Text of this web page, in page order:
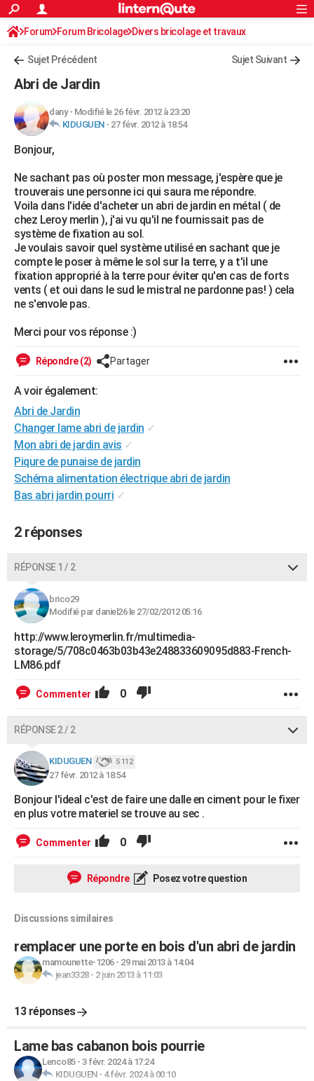
ACTUALITÉS
Politique
Société
Faits Divers
Education
Monde
Villes
+
Retraite
Impôts
Epargne
Immobilier
Risques naturels par ville
Banque
Assurance
Crédit
AUTO
Essais
Réserver un essai
Citadines
Berlines
SUV
Forum auto
+HIGH-TECH
Mobiles
Meilleur smartphone
Internet
Ordinateurs
Jeux vidéo
Guide high-tech
+BRICOLAGE
Forum
Aménagement intérieur
Extérieur
Cuisine
Salle de bains
Jardinage
Rangement
WEEK-END
Guides de France
Escapades
Patrimoine
Expositions
Musées
Week-end nature
LIFESTYLE
Art de vivre
Bien-être
Loisirs
ModeModes de vie
SANTE
Alimentation
Guide de la santé
Maladies
Médicaments
Sommeil
VOYAGE
Destinations
City break
Voyage nature
Voyage de noces
Forum
Climat
+PHOTO
GUIDES D'ACHAT
BONS PLANS
CARTE DE VOEUX
Carte de Noël
Carte Bonne année
Carte Saint-Valentin
Carte Pâques
Carte d'anniversaire
DICTIONNAIRE
Dictionnaire
Biographies
Citations
Expressions
Proverbes
PROGRAMME TV
COPAINS D'AVANT
S'inscrire
Se connecter
Lycées
Collèges
Primaires
Universités
Entreprises
Service militaire
Avis de recherche
AVIS DE DÉCÈS
Rechercher
S'inscrire
Connexion
Forum Forum Bricolage Divers bricolage et travaux
Sujet Précédent Sujet Suivant
Abri de Jardin
dany- Modifié le 26 févr. 2012 à 23:20
KIDUGUEN- 27 févr. 2012 à 18:54
Bonjour,
Ne sachant pas où poster mon message, j'espère que je
trouverais une personne ici qui saura me répondre.
Voila dans l'idée d'acheter un abri de jardin en métal ( de
chez Leroy merlin ), j'ai vu qu'il ne fournissait pas de
système de fixation au sol.
Je voulais savoir quel système utilisé en sachant que je
compte le poser à même le sol sur la terre, y a t'il une
fixation approprié à la terre pour éviter qu'en cas de forts
vents ( et oui dans le sud le mistral ne pardonne pas! ) cela
ne s'envole pas.
Merci pour vos réponse :)
Répondre (2) Partager
A voir également:
Abri de Jardin
Changer lame abri de jardin ✓
Mon abri de jardin avis ✓
Piqure de punaise de jardin
Schéma alimentation électrique abri de jardin
Bas abri jardin pourri ✓
2 réponses
RÉPONSE 1 / 2
brico29
Modifié par daniel26 le 27/02/2012 05:16
http://www.leroymerlin.fr/multimedia-
storage/5/708c0463b03b43e248833609095d883-French-
LM86.pdf
Commenter 0
RÉPONSE 2 / 2
KIDUGUEN 5 112
27 févr. 2012 à 18:54
Bonjour l'ideal c'est de faire une dalle en ciment pour le fixer
en plus votre materiel se trouve au sec .
Commenter 0
Répondre Posez votre question
Discussions similaires
remplacer une porte en bois d'un abri de jardin
mamounette-1206- 29 mai 2013 à 14:04
jean3328- 2 juin 2013 à 11:03
13 réponses
Lame bas cabanon bois pourrie
Lenco85- 3 févr. 2024 à 17:24
KIDUGUEN- 4 févr. 2024 à 00:10